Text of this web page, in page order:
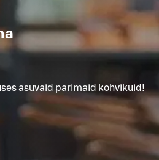
asuvaid parimaid kohvikuid!